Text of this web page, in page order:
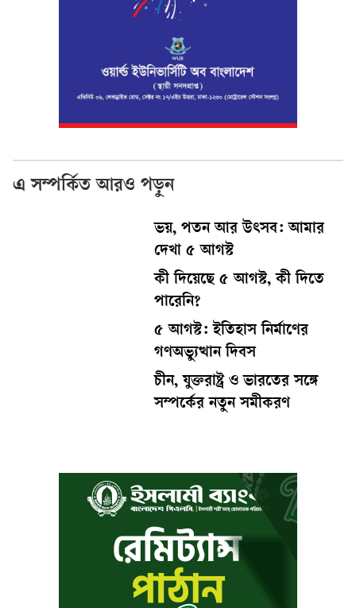
এ সম্পর্কিত আরও পড়ুন
ভয়, পতন আর উৎসব: আমার
দেখা ৫ আগস্ট
কী দিয়েছে ৫ আগস্ট, কী দিতে
পারেনি?
৫ আগস্ট: ইতিহাস নির্মাণের
গণঅভ্যুত্থান দিবস
চীন, যুক্তরাষ্ট্র ও ভারতের সঙ্গে
সম্পর্কের নতুন সমীকরণ